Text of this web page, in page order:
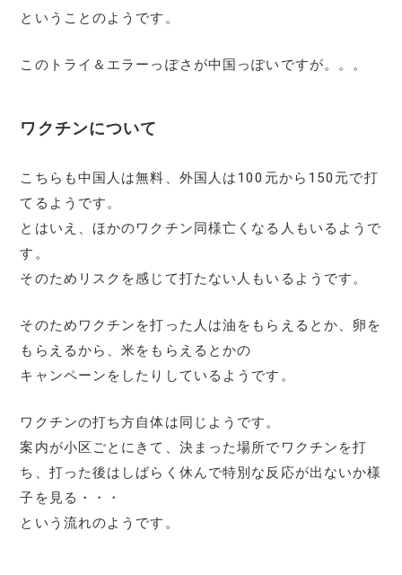
ということのようです。
このトライ＆エラーっぽさが中国っぽいですが。。。
ワクチンについて
こちらも中国人は無料、外国人は100元から150元で打
てるようです。
とはいえ、ほかのワクチン同様亡くなる人もいるようで
す。
そのためリスクを感じて打たない人もいるようです。
そのためワクチンを打った人は油をもらえるとか、卵を
もらえるから、米をもらえるとかの
キャンペーンをしたりしているようです。
ワクチンの打ち方自体は同じようです。
案内が小区ごとにきて、決まった場所でワクチンを打
ち、打った後はしばらく休んで特別な反応が出ないか様
子を見る・・・
という流れのようです。